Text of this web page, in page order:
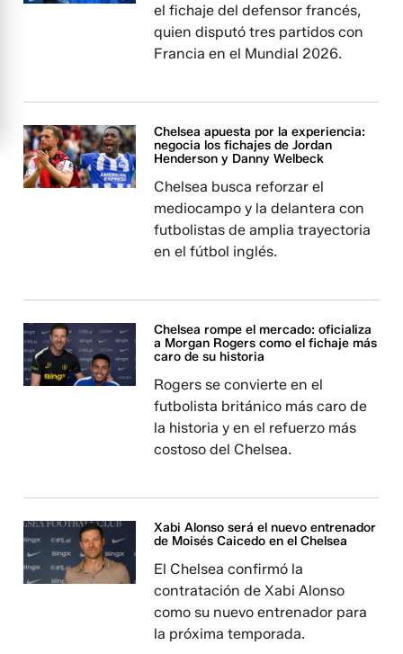
el fichaje del defensor francés,
quien disputó tres partidos con
Francia en el Mundial 2026.
Chelsea apuesta por la experiencia:
negocia los fichajes de Jordan
Henderson y Danny Welbeck
Chelsea busca reforzar el
mediocampo y la delantera con
futbolistas de amplia trayectoria
en el fútbol inglés.
Chelsea rompe el mercado: oficializa
a Morgan Rogers como el fichaje más
caro de su historia
Rogers se convierte en el
futbolista británico más caro de
la historia y en el refuerzo más
costoso del Chelsea.
Xabi Alonso será el nuevo entrenador
de Moisés Caicedo en el Chelsea
El Chelsea confirmó la
contratación de Xabi Alonso
como su nuevo entrenador para
la próxima temporada.